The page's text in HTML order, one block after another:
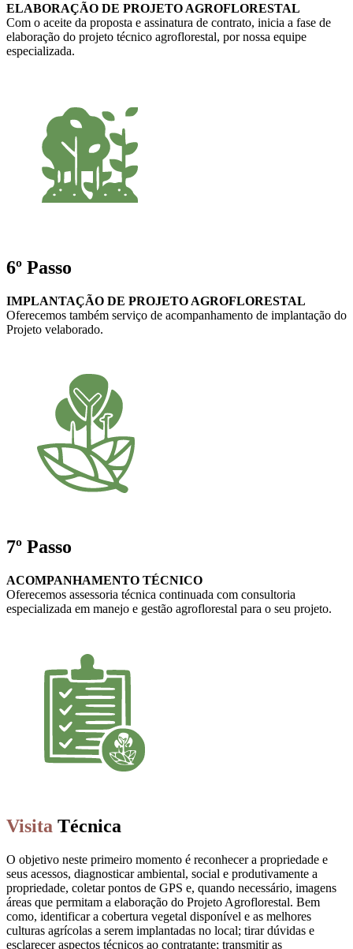
ELABORAÇÃO DE PROJETO AGROFLORESTAL
Com o aceite da proposta e assinatura de contrato, inicia a fase de
elaboração do projeto técnico agroflorestal, por nossa equipe
especializada.
6º Passo
IMPLANTAÇÃO DE PROJETO AGROFLORESTAL
Oferecemos também serviço de acompanhamento de implantação do
Projeto velaborado.
7º Passo
ACOMPANHAMENTO TÉCNICO
Oferecemos assessoria técnica continuada com consultoria
especializada em manejo e gestão agroflorestal para o seu projeto.
Visita Técnica
O objetivo neste primeiro momento é reconhecer a propriedade e
seus acessos, diagnosticar ambiental, social e produtivamente a
propriedade, coletar pontos de GPS e, quando necessário, imagens
áreas que permitam a elaboração do Projeto Agroflorestal. Bem
como, identificar a cobertura vegetal disponível e as melhores
culturas agrícolas a serem implantadas no local; tirar dúvidas e
esclarecer aspectos técnicos ao contratante; transmitir as